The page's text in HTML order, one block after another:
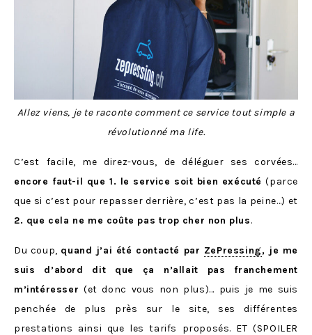
Allez viens, je te raconte comment ce service tout simple a
révolutionné ma life.
C’est facile, me direz-vous, de déléguer ses corvées…
encore faut-il que 1. le service soit bien exécuté(parce
que si c’est pour repasser derrière, c’est pas la peine…) et
2. que cela ne me coûte pas trop cher non plus.
Du coup, quand j’ai été contacté par ZePressing, je me
suis d’abord dit que ça n’allait pas franchement
m’intéresser (et donc vous non plus)… puis je me suis
penchée de plus près sur le site, ses différentes
prestations ainsi que les tarifs proposés. ET (SPOILER